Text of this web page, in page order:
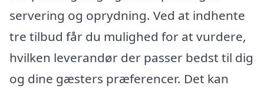
servering og oprydning. Ved at indhente
tre tilbud får du mulighed for at vurdere,
hvilken leverandør der passer bedst til dig
og dine gæsters præferencer. Det kan